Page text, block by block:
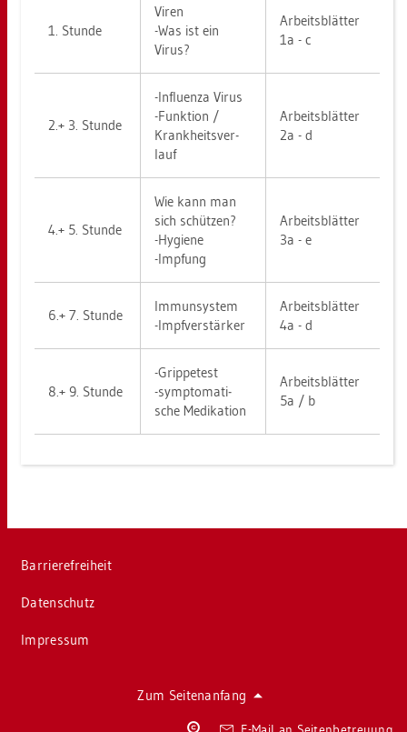
1. Stun­de
Viren
-Was ist ein
Virus?
Ar­beits­blät­ter
1a - c
2.+ 3. Stun­de
-In­flu­en­za Virus
-Funk­ti­on /
Krank­heits­ver­
lauf
Ar­beits­blät­ter
2a - d
4.+ 5. Stun­de
Wie kann man
sich schüt­zen?
-Hy­gie­ne
-Imp­fung
Ar­beits­blät­ter
3a - e
6.+ 7. Stun­de
Im­mun­sys­tem
-Impf­ver­stär­ker
Ar­beits­blät­ter
4a - d
8.+ 9. Stun­de
-Grip­pe­test
-sym­pto­ma­ti­
sche Me­di­ka­ti­on
Ar­beits­blät­ter
5a / b
Bar­rie­re­frei­heit
Da­ten­schutz
Im­pres­sum
Zum Sei­ten­an­fang
Co­